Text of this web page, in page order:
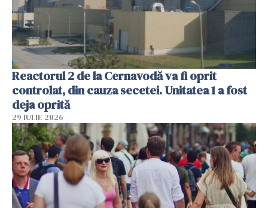
Reactorul 2 de la Cernavodă va fi oprit
controlat, din cauza secetei. Unitatea 1 a fost
deja oprită
29 IULIE 2026